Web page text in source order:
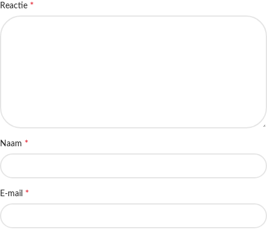
Reactie *
Naam *
E-mail *